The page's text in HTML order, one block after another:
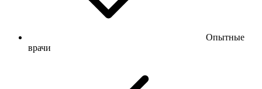
Опытные
врачи